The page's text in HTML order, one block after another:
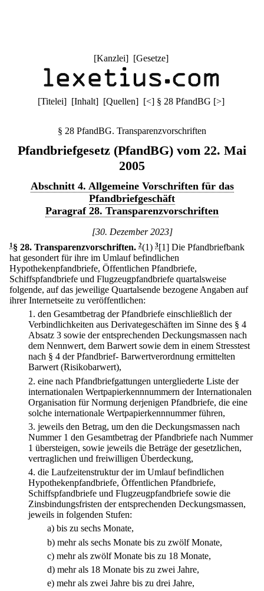
[Kanzlei] [Gesetze]
[Titelei] [Inhalt] [Quellen] [<] § 28 PfandBG [>]
§ 28 PfandBG. Transparenzvorschriften
Pfandbriefgesetz (PfandBG) vom 22. Mai
2005
Abschnitt 4. Allgemeine Vorschriften für das
Pfandbriefgeschäft
Paragraf 28. Transparenzvorschriften
[30. Dezember 2023]
1 § 28. Transparenzvorschriften. 2(1) 3[1] Die Pfandbriefbank
hat gesondert für ihre im Umlauf befindlichen
Hypothekenpfandbriefe, Öffentlichen Pfandbriefe,
Schiffspfandbriefe und Flugzeugpfandbriefe quartalsweise
folgende, auf das jeweilige Quartalsende bezogene Angaben auf
ihrer Internetseite zu veröffentlichen:
1. den Gesamtbetrag der Pfandbriefe einschließlich der
Verbindlichkeiten aus Derivategeschäften im Sinne des § 4
Absatz 3 sowie der entsprechenden Deckungsmassen nach
dem Nennwert, dem Barwert sowie dem in einem Stresstest
nach § 4 der Pfandbrief- Barwertverordnung ermittelten
Barwert (Risikobarwert),
2. eine nach Pfandbriefgattungen untergliederte Liste der
internationalen Wertpapierkennnummern der Internationalen
Organisation für Normung derjenigen Pfandbriefe, die eine
solche internationale Wertpapierkennnummer führen,
3. jeweils den Betrag, um den die Deckungsmassen nach
Nummer 1 den Gesamtbetrag der Pfandbriefe nach Nummer
1 übersteigen, sowie jeweils die Beträge der gesetzlichen,
vertraglichen und freiwilligen Überdeckung,
4. die Laufzeitenstruktur der im Umlauf befindlichen
Hypothekenpfandbriefe, Öffentlichen Pfandbriefe,
Schiffspfandbriefe und Flugzeugpfandbriefe sowie die
Zinsbindungsfristen der entsprechenden Deckungsmassen,
jeweils in folgenden Stufen:
a) bis zu sechs Monate,
b) mehr als sechs Monate bis zu zwölf Monate,
c) mehr als zwölf Monate bis zu 18 Monate,
d) mehr als 18 Monate bis zu zwei Jahre,
e) mehr als zwei Jahre bis zu drei Jahre,